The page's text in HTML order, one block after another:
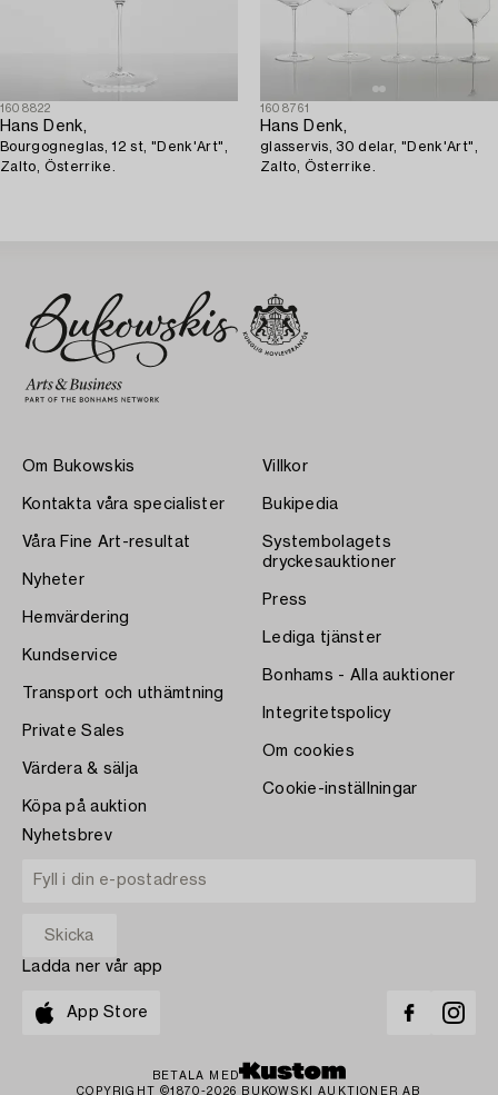
1608822
Hans Denk,
Bourgogneglas, 12 st, "Denk'Art",
Zalto, Österrike.
1608761
Hans Denk,
glasservis, 30 delar, "Denk'Art",
Zalto, Österrike.
Om Bukowskis
Kontakta våra specialister
Våra Fine Art-resultat
Nyheter
Hemvärdering
Kundservice
Transport och uthämtning
Private Sales
Värdera & sälja
Köpa på auktion
Villkor
Bukipedia
Systembolagets
dryckesauktioner
Press
Lediga tjänster
Bonhams - Alla auktioner
Integritetspolicy
Om cookies
Cookie-inställningar
Nyhetsbrev
Ladda ner vår app
App Store
BETALA MED
COPYRIGHT ©1870-2026 BUKOWSKI AUKTIONER AB